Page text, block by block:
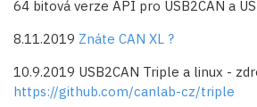
64 bitová verze API pro USB2CAN a
8.11.2019 Znáte CAN XL ?
10.9.2019 USB2CAN Triple a linux -
https://github.com/canlab-cz/triple